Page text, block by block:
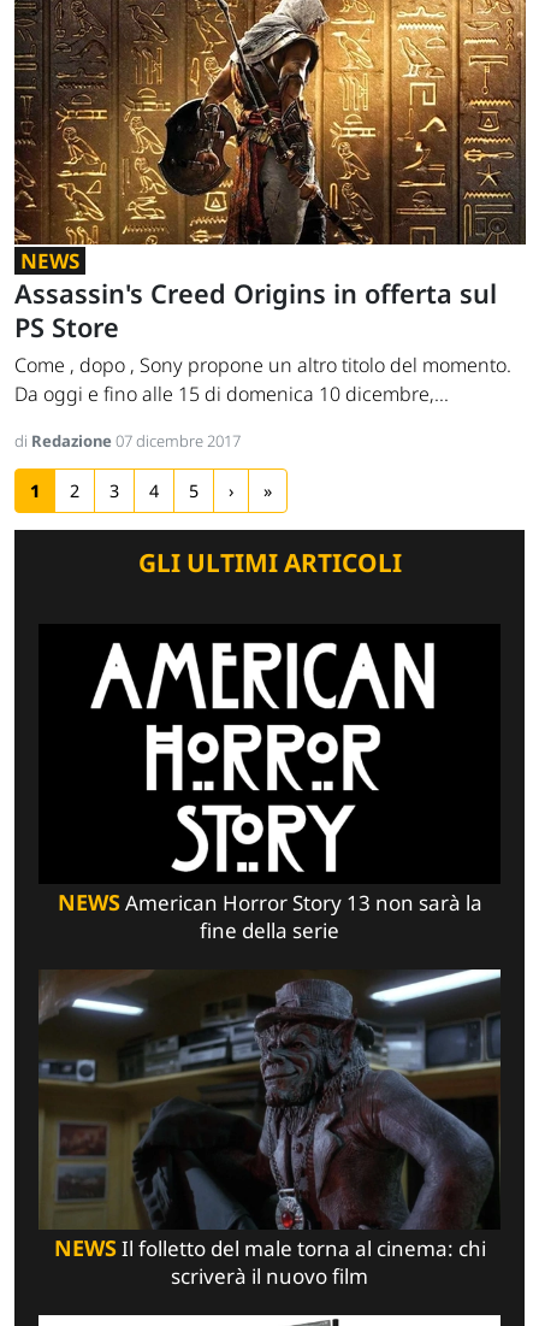
NEWS
Assassin's Creed Origins in offerta sul
PS Store
Come , dopo , Sony propone un altro titolo del momento.
Da oggi e fino alle 15 di domenica 10 dicembre,...
di Redazione07 dicembre 2017
1 2 3 4 5 › »
GLI ULTIMI ARTICOLI
NEWSAmerican Horror Story 13 non sarà la
fine della serie
NEWSIl folletto del male torna al cinema: chi
scriverà il nuovo film